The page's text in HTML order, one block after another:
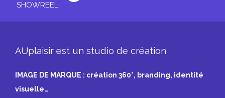
SHOWREEL
AUplaisir est un studio de création
IMAGE DE MARQUE : création 360°, branding, identité
visuelle…